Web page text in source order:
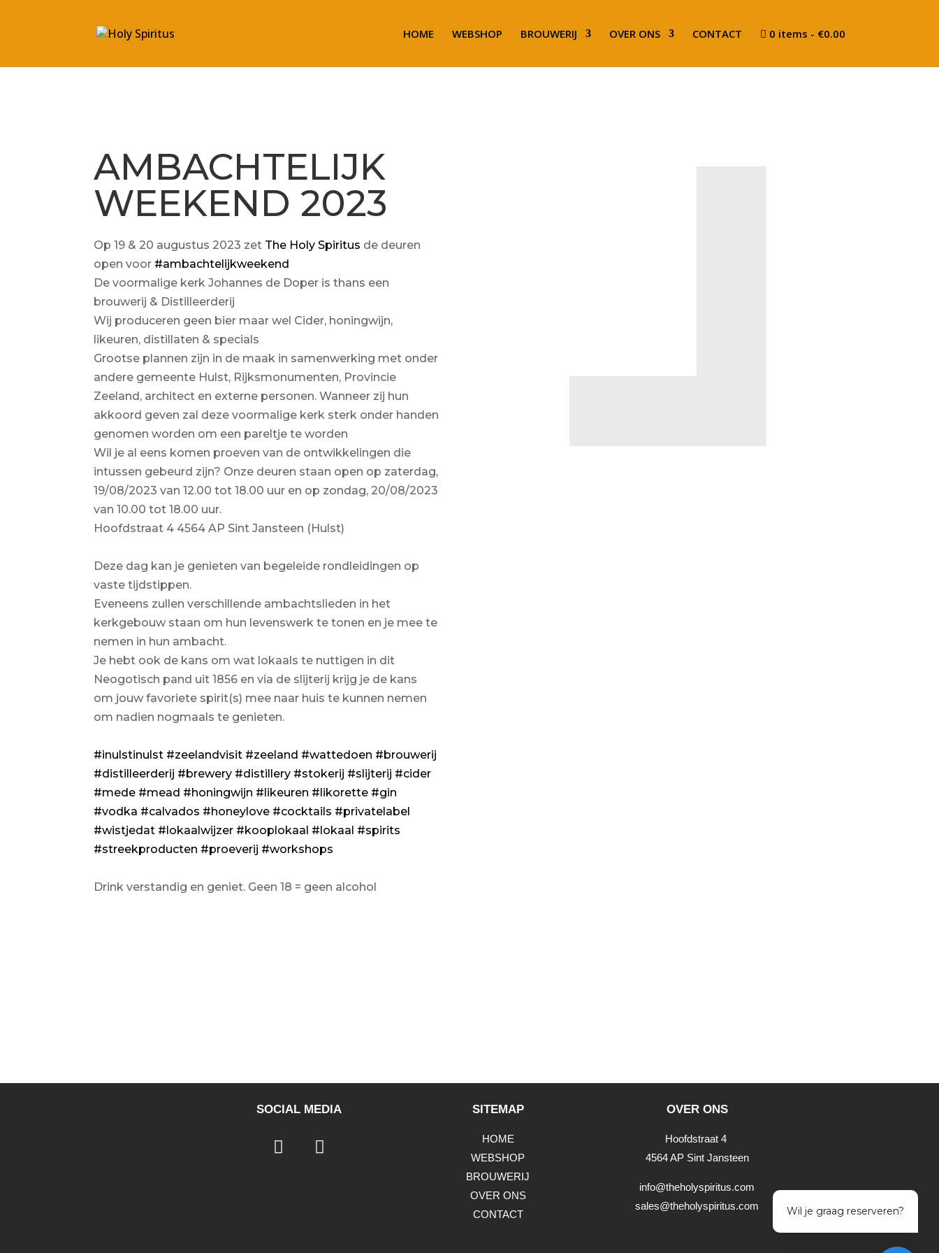
HOME WEBSHOP BROUWERIJ OVER ONS CONTACT 0 items €0.00
AMBACHTELIJK
WEEKEND 2023
Op 19 & 20 augustus 2023 zet The Holy Spiritus de deuren
open voor #ambachtelijkweekend
De voormalige kerk Johannes de Doper is thans een
brouwerij & Distilleerderij
Wij produceren geen bier maar wel Cider, honingwijn,
likeuren, distillaten & specials
Grootse plannen zijn in de maak in samenwerking met onder
andere gemeente Hulst, Rijksmonumenten, Provincie
Zeeland, architect en externe personen. Wanneer zij hun
akkoord geven zal deze voormalige kerk sterk onder handen
genomen worden om een pareltje te worden
Wil je al eens komen proeven van de ontwikkelingen die
intussen gebeurd zijn? Onze deuren staan open op zaterdag,
19/08/2023 van 12.00 tot 18.00 uur en op zondag, 20/08/2023
van 10.00 tot 18.00 uur.
Hoofdstraat 4 4564 AP Sint Jansteen (Hulst)
Deze dag kan je genieten van begeleide rondleidingen op
vaste tijdstippen.
Eveneens zullen verschillende ambachtslieden in het
kerkgebouw staan om hun levenswerk te tonen en je mee te
nemen in hun ambacht.
Je hebt ook de kans om wat lokaals te nuttigen in dit
Neogotisch pand uit 1856 en via de slijterij krijg je de kans
om jouw favoriete spirit(s) mee naar huis te kunnen nemen
om nadien nogmaals te genieten.
#inulstinulst #zeelandvisit #zeeland #wattedoen #brouwerij
#distilleerderij #brewery #distillery #stokerij #slijterij #cider
#mede #mead #honingwijn #likeuren #likorette #gin
#vodka #calvados #honeylove #cocktails #privatelabel
#wistjedat #lokaalwijzer #kooplokaal #lokaal #spirits
#streekproducten #proeverij #workshops
Drink verstandig en geniet. Geen 18 = geen alcohol
SOCIAL MEDIA SITEMAP
HOME
WEBSHOP
BROUWERIJ
OVER ONS
CONTACT
OVER ONS
Hoofdstraat 4
4564 AP Sint Jansteen
info@theholyspiritus.com
sales@theholyspiritus.com